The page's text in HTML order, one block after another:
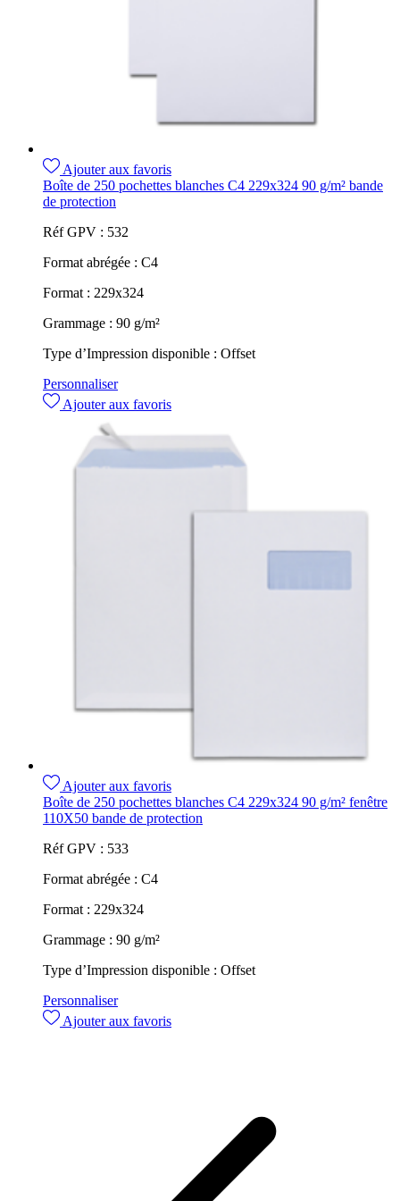
Ajouter aux favoris
Boîte de 250 pochettes blanches C4 229x324 90 g/m² bande
de protection
Réf GPV : 532
Format abrégée : C4
Format : 229x324
Grammage : 90 g/m²
Type d’Impression disponible : Offset
Personnaliser
Ajouter aux favoris
Ajouter aux favoris
Boîte de 250 pochettes blanches C4 229x324 90 g/m² fenêtre
110X50 bande de protection
Réf GPV : 533
Format abrégée : C4
Format : 229x324
Grammage : 90 g/m²
Type d’Impression disponible : Offset
Personnaliser
Ajouter aux favoris